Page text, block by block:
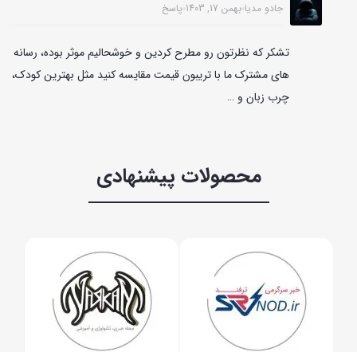
جادو مدیا بهمن 17, 1403 پاسخ
تشکر که نظرتون رو مطرح کردین و خوشحالیم موثر بوده، رسانه
های مشترک ما با تریبون قیمت مقایسه کنید مثل بهترین کودک،
چرب زبان و …
محصولات پیشنهادی